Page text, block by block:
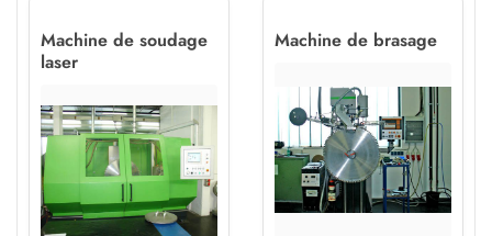
Machine de soudage
laser
Machine de brasage